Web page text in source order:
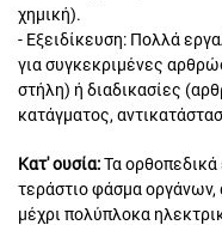
χημική).
- Εξειδίκευση: Πολλά
για συγκεκριμένες
στήλη) ή διαδικασίες
κατάγματος,
Κατ' ουσία:Τα ορθοπεδικά
τεράστιο φάσμα οργάνων,
μέχρι πολύπλοκα